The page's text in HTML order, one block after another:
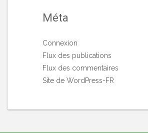
Méta
Connexion
Flux des publications
Flux des commentaires
Site de WordPress-FR